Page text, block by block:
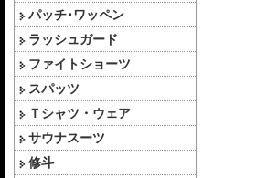
パッチ･ワッペン
ラッシュガード
ファイトショーツ
スパッツ
Ｔシャツ・ウェア
サウナスーツ
修斗